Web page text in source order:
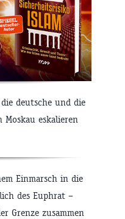
deutsche und die
Moskau eskalieren
Einmarsch in die
des Euphrat –
Grenze zusammen